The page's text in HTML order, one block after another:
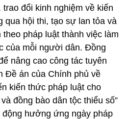
đổi kinh nghiệm về kiến
qua hội thi, tạo sự lan tỏa và
pháp luật thành việc làm
của mỗi người dân. Đồng
nâng cao công tác tuyên
Đề án của Chính phủ về
kiến thức pháp luật cho
đồng bào dân tộc thiểu số”
động hưởng ứng ngày pháp